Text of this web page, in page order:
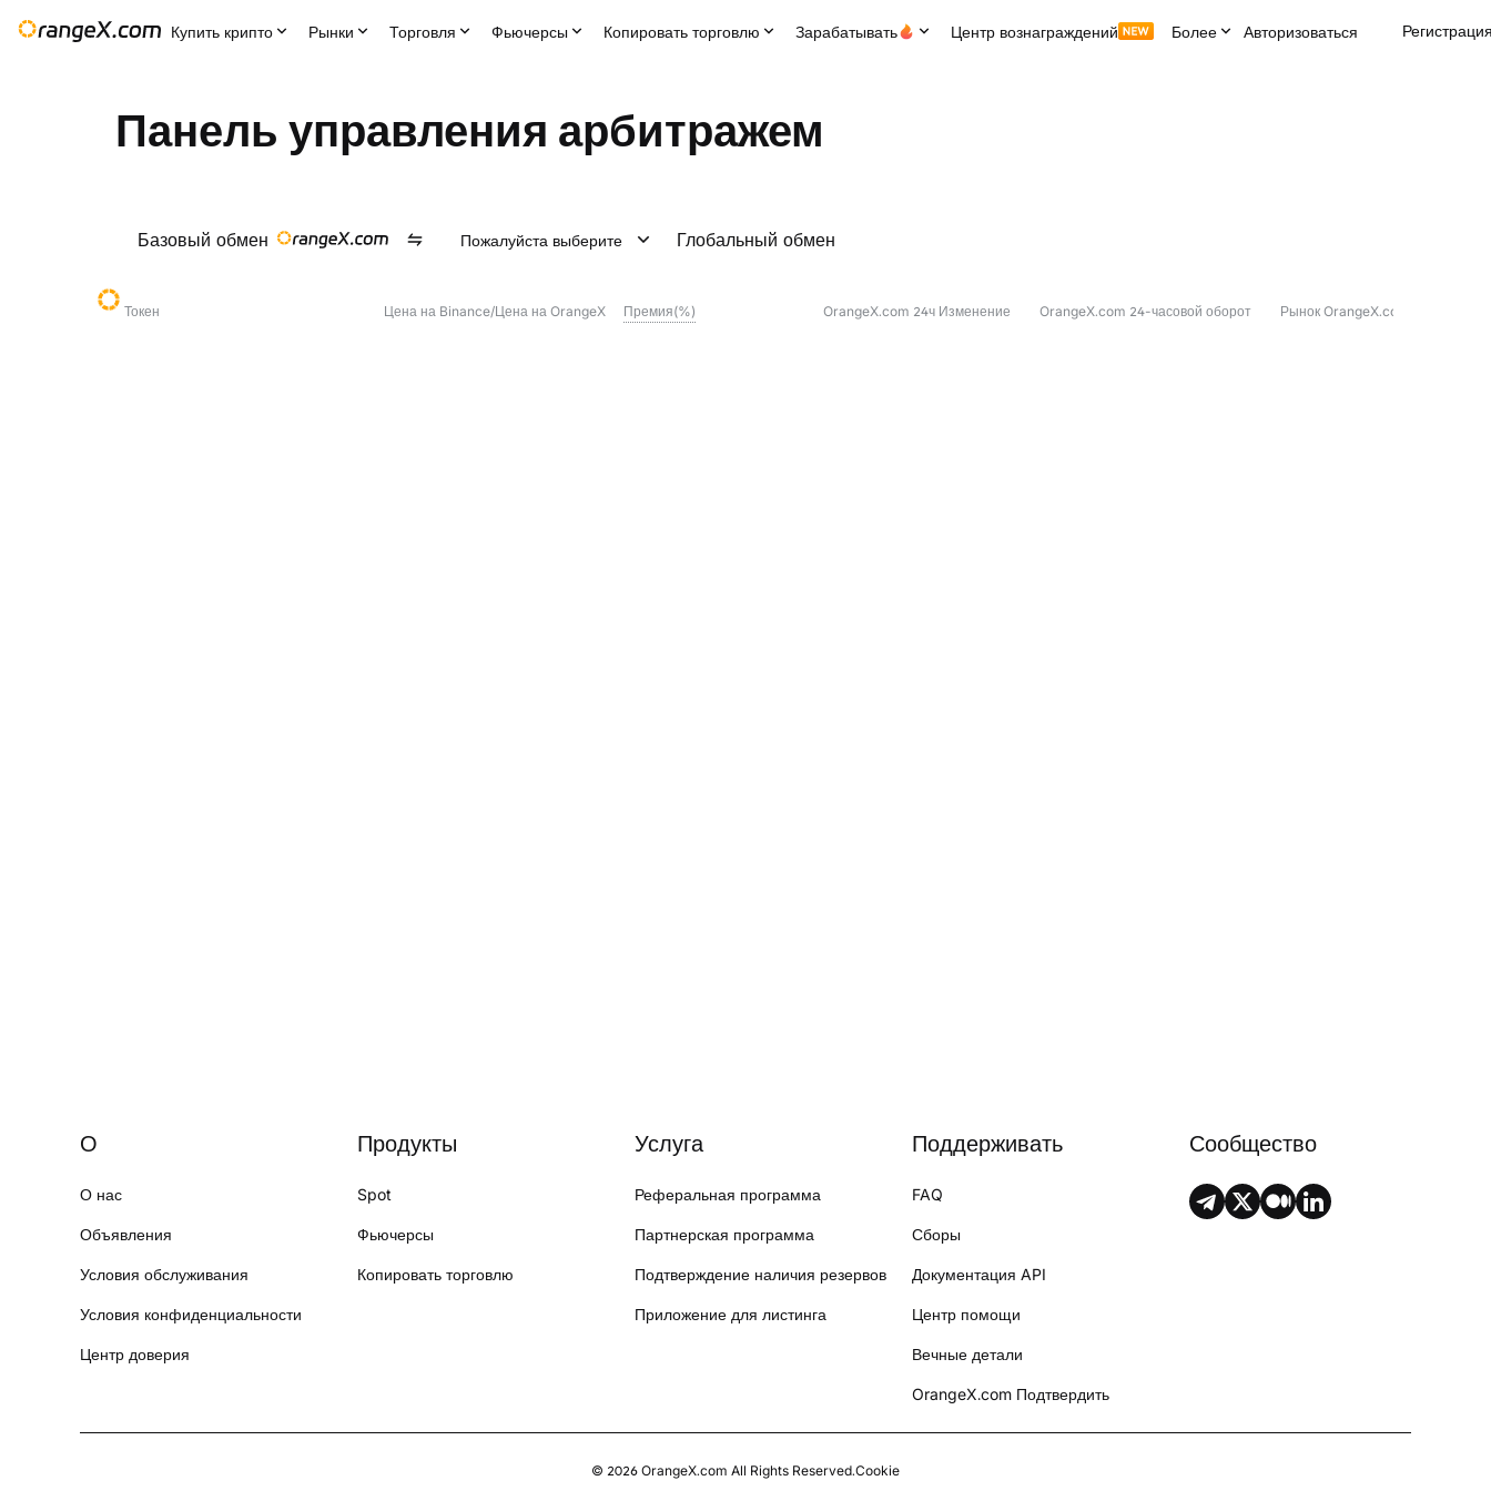
Купить крипто Рынки Торговля Фьючерсы Копировать торговлю Зарабатывать Центр вознаграждений Более Авторизоваться
Панель управления арбитражем
Базовый обмен Пожалуйста выберите Глобальный обмен
Токен Цена на Binance/Цена на OrangeX Премия(%) OrangeX.com 24ч Изменение OrangeX.com 24-часовой оборот Рынок OrangeX.com
О
О нас
Объявления
Условия обслуживания
Условия конфиденциальности
Центр доверия
Продукты
Spot
Фьючерсы
Копировать торговлю
Услуга
Реферальная программа
Партнерская программа
Подтверждение наличия резервов
Приложение для листинга
Поддерживать
FAQ
Сборы
Документация API
Центр помощи
Вечные детали
OrangeX.com Подтвердить
Сообщество
© 2026 OrangeX.com All Rights Reserved.Cookie